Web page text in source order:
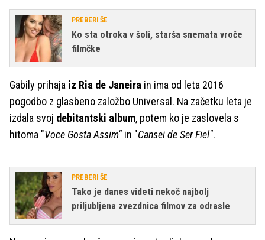
PREBERI ŠE
Ko sta otroka v šoli, starša snemata vroče
filmčke
Gabily prihaja iz Ria de Janeira in ima od leta 2016
pogodbo z glasbeno založbo Universal. Na začetku leta je
izdala svoj debitantski album, potem ko je zaslovela s
hitoma "Voce Gosta Assim" in "Cansei de Ser Fiel".
PREBERI ŠE
Tako je danes videti nekoč najbolj
priljubljena zvezdnica filmov za odrasle